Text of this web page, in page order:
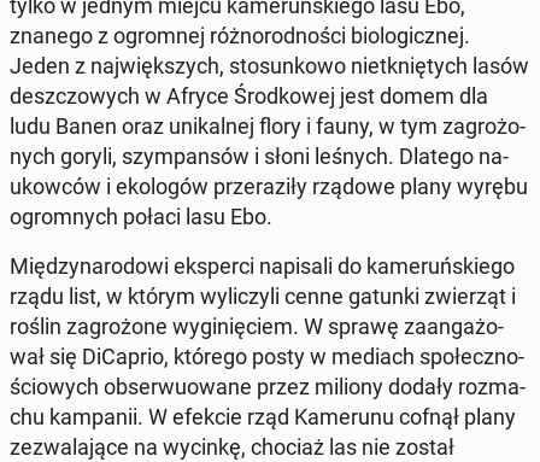
znanego z ogrom­nej róż­no­rod­no­ści bio­lo­gicz­nej.
Jeden z naj­więk­szych, sto­sun­ko­wo nie­tknię­tych lasów
desz­czo­wych w Afryce Środ­ko­wej jest domem dla
ludu Banen oraz uni­kal­nej flory i fauny, w tym za­gro­żo­
nych goryli, szym­pan­sów i słoni leśnych. Dlatego na­
ukow­ców i eko­lo­gów prze­ra­zi­ły rządowe plany wyrębu
ogrom­nych połaci lasu Ebo.
Mię­dzy­na­ro­do­wi eks­per­ci na­pi­sa­li do ka­me­ruń­skie­go
rządu list, w którym wy­li­czy­li cenne gatunki zwie­rząt i
roślin za­gro­żo­ne wy­gi­nię­ciem. W sprawę za­an­ga­żo­
wał się Di­Ca­prio, którego posty w mediach spo­łecz­no­
ścio­wych ob­ser­wu­owa­ne przez miliony dodały roz­ma­
chu kam­pa­nii. W efekcie rząd Ka­me­ru­nu cofnął plany
ze­zwa­la­ją­ce na wycinkę, chociaż las nie został